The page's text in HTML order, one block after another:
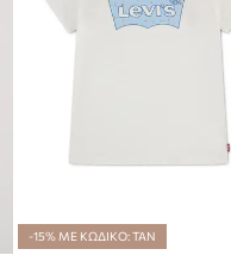
-15% ΜΕ ΚΩΔΙΚΟ: TAN